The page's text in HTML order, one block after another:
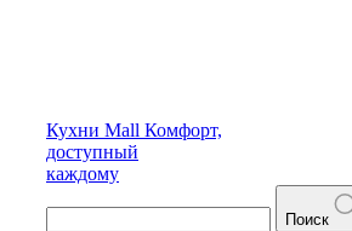
Кухни Mall Комфорт,
доступный
каждому
Поиск